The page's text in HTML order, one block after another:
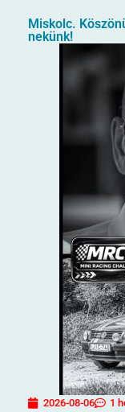
Miskolc.
nekünk!
2026-08-06 1